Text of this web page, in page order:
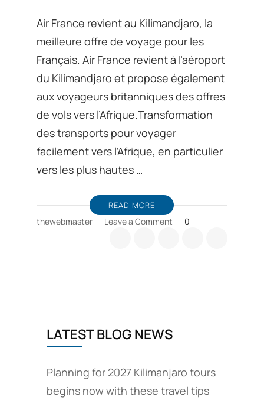
Air France revient au Kilimandjaro, la
meilleure offre de voyage pour les
Français. Air France revient à l’aéroport
du Kilimandjaro et propose également
aux voyageurs britanniques des offres
de vols vers l’Afrique.Transformation
des transports pour voyager
facilement vers l’Afrique, en particulier
vers les plus hautes …
READ MORE
thewebmaster Leave a Comment
de
les
0
LATEST BLOG NEWS
Planning for 2027 Kilimanjaro tours
begins now with these travel tips